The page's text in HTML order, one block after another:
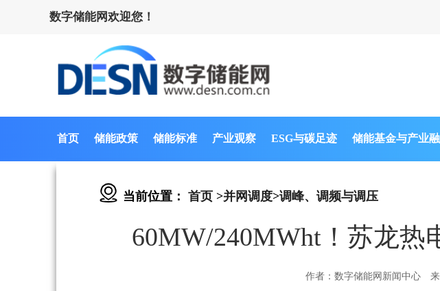
数字储能网欢迎您！
首页 储能政策 储能标准 产业观察 ESG与碳足迹 储能基金与产业
当前位置： 首页 >并网调度>调峰、调频与调压
60MW/240MWht！苏龙
作者：数字储能网新闻中心